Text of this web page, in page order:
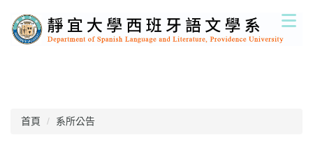
到
主
首頁 系所公告